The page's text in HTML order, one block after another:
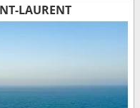
LAURENT